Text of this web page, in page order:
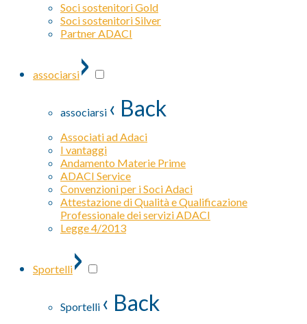
Soci sostenitori Gold
Soci sostenitori Silver
Partner ADACI
associarsi›
associarsi ‹ Back
Associati ad Adaci
I vantaggi
Andamento Materie Prime
ADACI Service
Convenzioni per i Soci Adaci
Attestazione di Qualità e Qualificazione
Professionale dei servizi ADACI
Legge 4/2013
Sportelli›
Sportelli ‹ Back